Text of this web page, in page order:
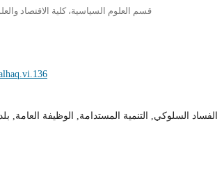
قسم العلوم السياسية، كلية الاقتصاد
الفساد السلوكي, التنمية المستدامة, الوظيفة العامة,